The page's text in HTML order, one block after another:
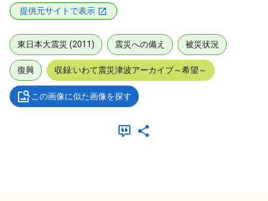
提供元サイトで表示
東日本大震災 (2011) 震災への備え 被災状況
復興 収録:いわて震災津波アーカイブ～希望～
この画像に似た画像を探す